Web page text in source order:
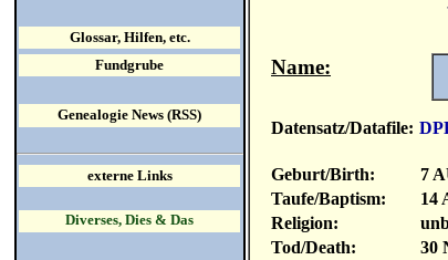
Name:
Datensatz/Datafile:
Geburt/Birth: 7
Taufe/Baptism:
14
Religion:
Tod/Death:
30
Glossar, Hilfen, etc.
Fundgrube
Genealogie News (RSS)
externe Links
Diverses, Dies & Das